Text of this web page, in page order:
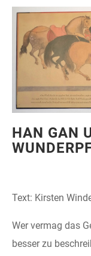
HAN GAN
Text: Kirsten
Wer vermag das
besser zu